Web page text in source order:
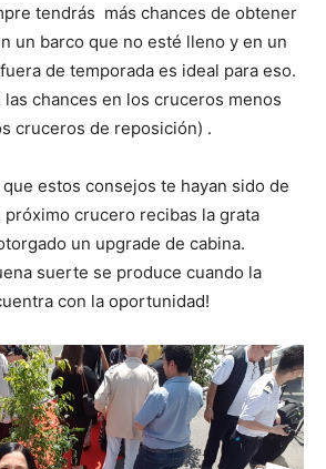
tendrás más chances de obtener
un barco que no esté lleno y en un
de temporada es ideal para eso.
las chances en los cruceros menos
cruceros de reposición) .
estos consejos te hayan sido de
crucero recibas la grata
un upgrade de cabina.
suerte se produce cuando la
con la oportunidad!